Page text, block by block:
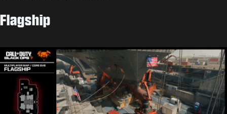
Flagship